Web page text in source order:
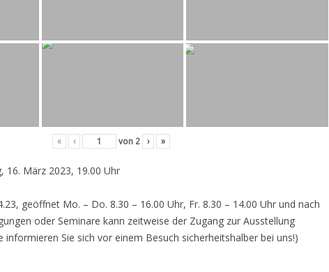
« ‹ von 2 › »
16. März 2023, 19.00 Uhr
geöffnet Mo. – Do. 8.30 – 16.00 Uhr, Fr. 8.30 – 14.00 Uhr und nach
oder Seminare kann zeitweise der Zugang zur Ausstellung
Sie sich vor einem Besuch sicherheitshalber bei uns!)